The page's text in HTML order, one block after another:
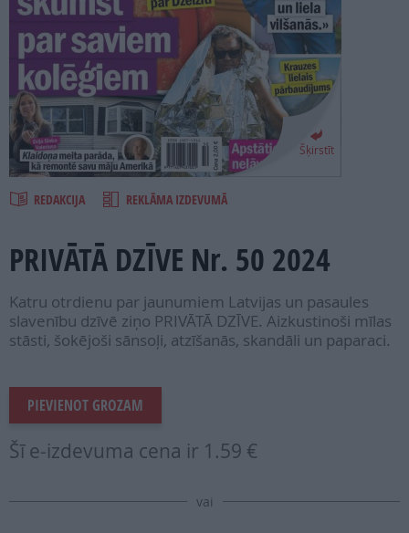
SEARCH
Šķirstīt
REDAKCIJA REKLĀMA IZDEVUMĀ
PRIVĀTĀ DZĪVE Nr. 50 2024
Katru otrdienu par jaunumiem Latvijas un pasaules
slavenību dzīvē ziņo PRIVĀTĀ DZĪVE. Aizkustinoši mīlas
stāsti, šokējoši sānsoļi, atzīšanās, skandāli un paparaci.
PIEVIENOT GROZAM
Šī e-izdevuma cena ir 1.59 €
vai